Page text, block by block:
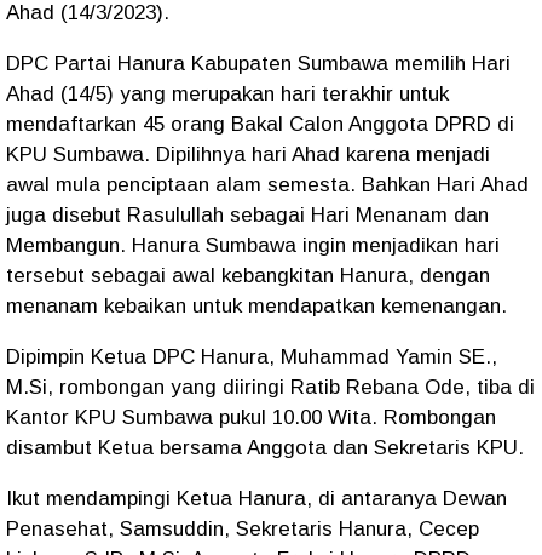
Ahad (14/3/2023).
DPC Partai Hanura Kabupaten Sumbawa memilih Hari
Ahad (14/5) yang merupakan hari terakhir untuk
mendaftarkan 45 orang Bakal Calon Anggota DPRD di
KPU Sumbawa. Dipilihnya hari Ahad karena menjadi
awal mula penciptaan alam semesta. Bahkan Hari Ahad
juga disebut Rasulullah sebagai Hari Menanam dan
Membangun. Hanura Sumbawa ingin menjadikan hari
tersebut sebagai awal kebangkitan Hanura, dengan
menanam kebaikan untuk mendapatkan kemenangan.
Dipimpin Ketua DPC Hanura, Muhammad Yamin SE.,
M.Si, rombongan yang diiringi Ratib Rebana Ode, tiba di
Kantor KPU Sumbawa pukul 10.00 Wita. Rombongan
disambut Ketua bersama Anggota dan Sekretaris KPU.
Ikut mendampingi Ketua Hanura, di antaranya Dewan
Penasehat, Samsuddin, Sekretaris Hanura, Cecep